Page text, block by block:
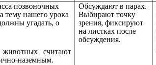
позвоночных
тему нашего урока
угадать, о
считают
наземным.
Обсуждают в парах.
Выбирают точку
зрения, фиксируют
на листках после
обсуждения.